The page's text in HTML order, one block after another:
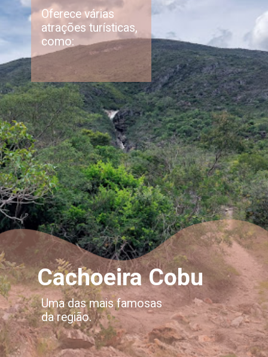
Oferece várias
atrações turísticas,
como:
Cachoeira Cobu
Uma das mais famosas
da região.